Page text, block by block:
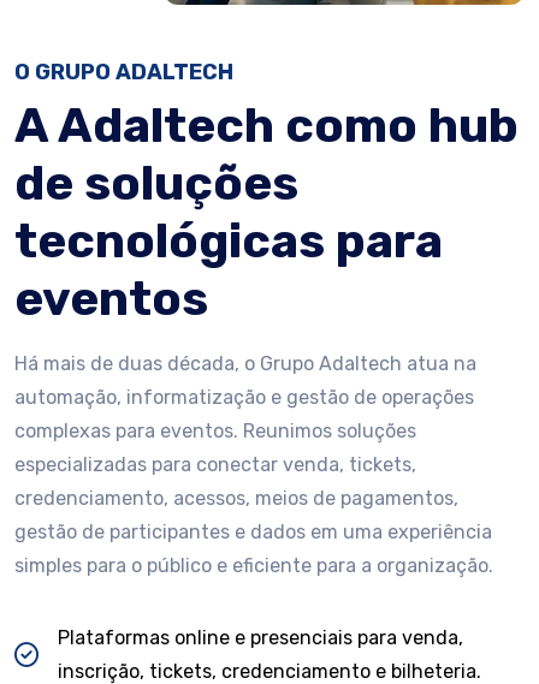
O GRUPO ADALTECH
A Adaltech como hub
de soluções
tecnológicas para
eventos
Há mais de duas década, o Grupo Adaltech atua na
automação, informatização e gestão de operações
complexas para eventos. Reunimos soluções
especializadas para conectar venda, tickets,
credenciamento, acessos, meios de pagamentos,
gestão de participantes e dados em uma experiência
simples para o público e eficiente para a organização.
Plataformas online e presenciais para venda,
inscrição, tickets, credenciamento e bilheteria.